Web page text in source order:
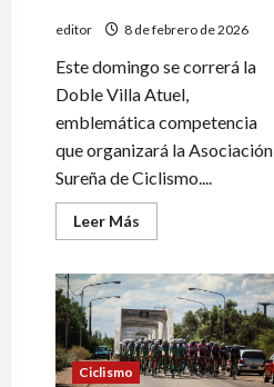
editor 8 de febrero de 2026
Este domingo se correrá la
Doble Villa Atuel,
emblemática competencia
que organizará la Asociación
Sureña de Ciclismo....
Leer Más
más
Se
corre
la
Doble
Villa
Atuel
Ciclismo